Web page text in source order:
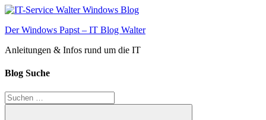
Zum
springen
Der Windows Papst – IT Blog Walter
Anleitungen & Infos rund um die IT
Blog Suche
Suchen
nach: